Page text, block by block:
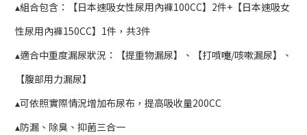
▴組合包含：【日本速吸女性尿用內褲100CC】2件+【日本速吸女
性尿用內褲150CC】1件，共3件
▴適合中重度漏尿狀況：【提重物漏尿】、【打噴嚏/咳嗽漏尿】、
【腹部用力漏尿】
▴可依照實際情況增加布尿布，提高吸收量200CC
▴防漏、除臭、抑菌三合一